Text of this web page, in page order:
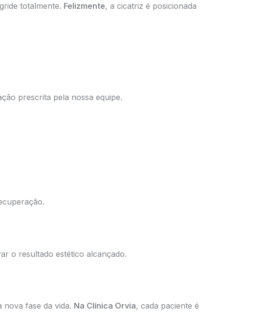
totalmente. Felizmente, a cicatriz é posicionada
prescrita pela nossa equipe.
o resultado estético alcançado.
fase da vida. Na Clínica Orvia, cada paciente é